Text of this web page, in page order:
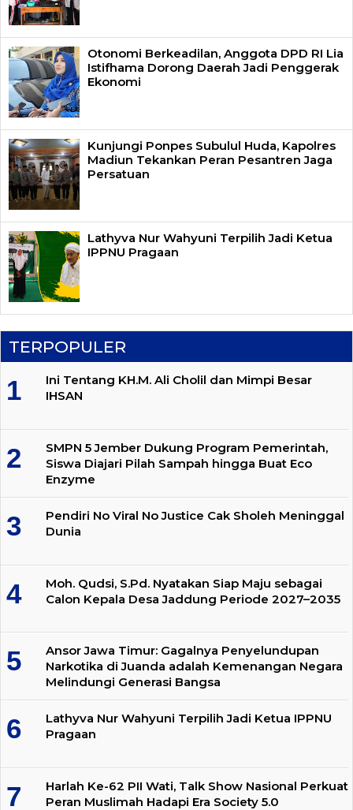
Otonomi Berkeadilan, Anggota DPD RI Lia
Istifhama Dorong Daerah Jadi Penggerak
Ekonomi
Kunjungi Ponpes Subulul Huda, Kapolres
Madiun Tekankan Peran Pesantren Jaga
Persatuan
Lathyva Nur Wahyuni Terpilih Jadi Ketua
IPPNU Pragaan
TERPOPULER
Ini Tentang KH.M. Ali Cholil dan Mimpi Besar
IHSAN
SMPN 5 Jember Dukung Program Pemerintah,
Siswa Diajari Pilah Sampah hingga Buat Eco
Enzyme
Pendiri No Viral No Justice Cak Sholeh Meninggal
Dunia
Moh. Qudsi, S.Pd. Nyatakan Siap Maju sebagai
Calon Kepala Desa Jaddung Periode 2027–2035
Ansor Jawa Timur: Gagalnya Penyelundupan
Narkotika di Juanda adalah Kemenangan Negara
Melindungi Generasi Bangsa
Lathyva Nur Wahyuni Terpilih Jadi Ketua IPPNU
Pragaan
Harlah Ke-62 PII Wati, Talk Show Nasional Perkuat
Peran Muslimah Hadapi Era Society 5.0